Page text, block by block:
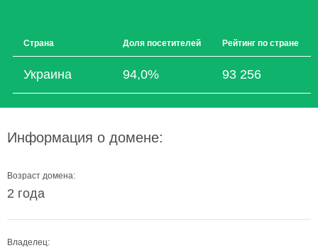
Страна Доля посетителей Рейтинг по стране
Украина 94,0% 93 256
Информация о домене:
Возраст домена:
2 года
Владелец: